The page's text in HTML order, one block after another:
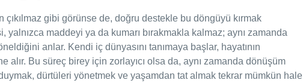
çıkılmaz gibi görünse de, doğru destekle bu döngüyü kırmak
yalnızca maddeyi ya da kumarı bırakmakla kalmaz; aynı zamanda
anlar. Kendi iç dünyasını tanımaya başlar, hayatının
alır. Bu süreç birey için zorlayıcı olsa da, aynı zamanda dönüşüm
dürtüleri yönetmek ve yaşamdan tat almak tekrar mümkün hale